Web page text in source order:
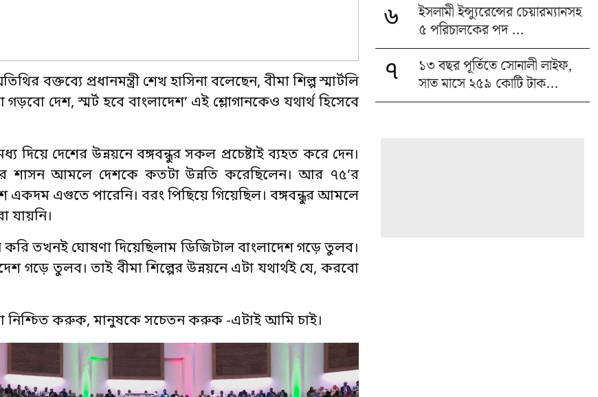
বক্তব্যে প্রধানমন্ত্রী শেখ হাসিনা বলেছেন, বীমা শিল্প স্মার্টলি
দেশ, স্মর্ট হবে বাংলাদেশ’ এই শ্লোগানকেও যথার্থ হিসেবে
দিয়ে দেশের উন্নয়নে বঙ্গবন্ধুর সকল প্রচেষ্টাই ব্যহত করে দেন।
শাসন আমলে দেশকে কতটা উন্নতি করেছিলেন। আর ৭৫’র
একদম এগুতে পারেনি। বরং পিছিয়ে গিয়েছিল। বঙ্গবন্ধুর আমলে
যায়নি।
করি তখনই ঘোষণা দিয়েছিলাম ডিজিটাল বাংলাদেশ গড়ে তুলব।
গড়ে তুলব। তাই বীমা শিল্পের উন্নয়নে এটা যথার্থই যে, করবো
নিশ্চিত করুক, মানুষকে সচেতন করুক -এটাই আমি চাই।
৬
ইসলামী ইন্স্যুরেন্সের চেয়ারম্যানসহ
৫ পরিচালকের পদ ...
৭
১৩ বছর পূর্তিতে সোনালী লাইফ,
সাত মাসে ২৫৯ কোটি টাক...